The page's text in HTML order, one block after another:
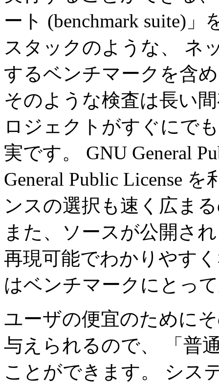
ート (benchmark suite)
スタックのような、 ネ
するベンチマークを含
そのような検査は長い
ロジェクトがすぐにで
実です。 GNU General
General Public License
ンスの選択も速く広ま
また、ソースが公開さ
再現可能でわかりやす
はベンチマークにとっ
ユーザの便宜のために
与えられるので、 「普
ことができます。 シス